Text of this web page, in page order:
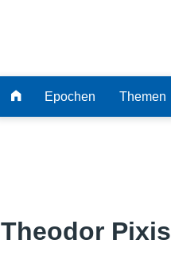
Epochen Themen
Theodor Pixis